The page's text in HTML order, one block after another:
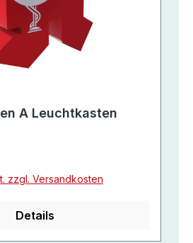
A Leuchtkasten
zzgl. Versandkosten
Details